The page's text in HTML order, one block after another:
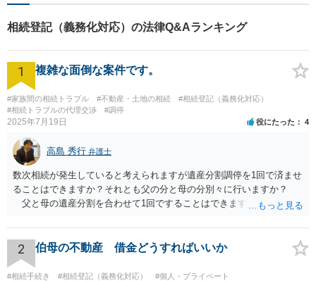
相続登記（義務化対応）の法律Q&Aランキング
1 複雑な面倒な案件です。
#家族間の相続トラブル #不動産・土地の相続
#相続登記（義務化対応）
#相続トラブルの代理交渉
#調停
2025年7月19日 役にたった 4
高島 秀行 弁護士
数次相続が発生していると考えられますが遺産分割調停を1回で済ませ
ることはできますか？それとも父の分と母の分別々に行いますか？
父と母の遺産分割を合わせて1回ですることはできます。 お金がな
ょうか？ 兄が無視している理由は関わりなくない、もしくは嫌がら
せだと思います。兄は両親ともの葬儀には来ていません。兄の現住所
はプロにお願いして探してもらおうと思います。 弁護士に遺産分割
を依頼せず兄の住所だけ調べてもらうことは難しいです。 お金がな
2 伯母の不動産 借金どうすればいいか
#相続手続き #相続登記（義務化対応）
#個人・プライベート